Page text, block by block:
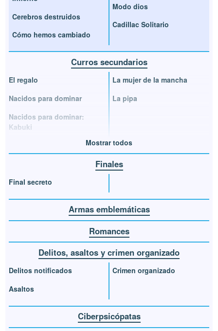
Cerebros destruidos
Cómo hemos cambiado
Modo dios
Cadillac Solitario
Curros secundarios
El regalo
Nacidos para dominar
Nacidos para dominar:
Kabuki
La mujer de la mancha
La pipa
Mostrar todos
Finales
Final secreto
Armas emblemáticas
Romances
Delitos, asaltos y crimen organizado
Delitos notificados
Asaltos
Crimen organizado
Ciberpsicópatas